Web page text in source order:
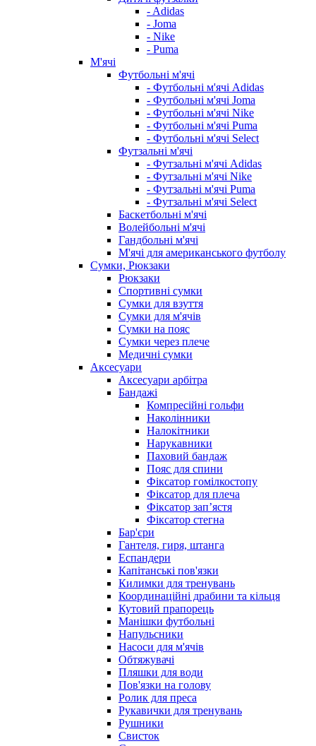
- Adidas
- Joma
- Nike
- Puma
М'ячі
Футбольні м'ячі
- Футбольні м'ячі Adidas
- Футбольні м'ячі Joma
- Футбольні м'ячі Nike
- Футбольні м'ячі Puma
- Футбольні м'ячі Select
Футзальні м'ячі
- Футзальні м'ячі Adidas
- Футзальні м'ячі Nike
- Футзальні м'ячі Puma
- Футзальні м'ячі Select
Баскетбольні м'ячі
Волейбольні м'ячі
Гандбольні м'ячі
М'ячі для американського футболу
Сумки, Рюкзаки
Рюкзаки
Спортивні сумки
Сумки для взуття
Сумки для м'ячів
Сумки на пояс
Сумки через плече
Медичні сумки
Аксесуари
Аксесуари арбітра
Бандажі
Компресійні гольфи
Наколінники
Налокітники
Нарукавники
Паховий бандаж
Пояс для спини
Фіксатор гомілкостопу
Фіксатор для плеча
Фіксатор запʼястя
Фіксатор стегна
Бар'єри
Гантеля, гиря, штанга
Еспандери
Капітанські пов'язки
Килимки для тренувань
Координаційні драбини та кільця
Кутовий прапорець
Манішки футбольні
Напульсники
Насоси для м'ячів
Обтяжувачі
Пляшки для води
Пов'язки на голову
Ролик для преса
Рукавички для тренувань
Рушники
Свисток